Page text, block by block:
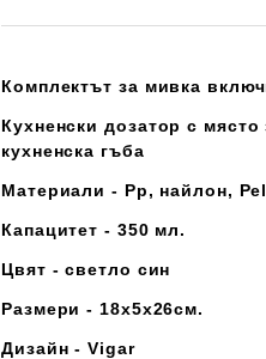
Комплектът за мивка
Кухненски дозатор с
кухненска гъба
Материали - Pp, найлон,
Капацитет - 350 мл.
Цвят - светло син
Размери - 18х5х26см.
Дизайн - Vigar